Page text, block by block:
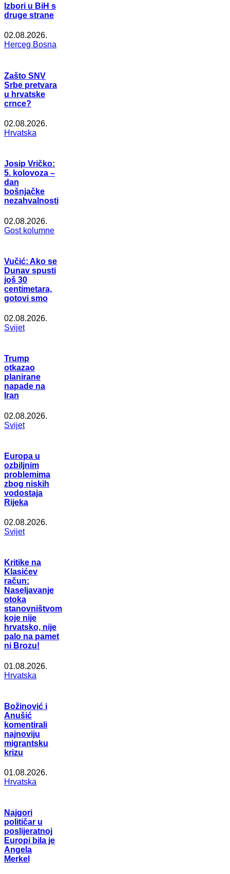
Izbori u BiH s
druge strane
02.08.2026.
Herceg Bosna
Zašto SNV
Srbe pretvara
u hrvatske
crnce?
02.08.2026.
Hrvatska
Josip Vričko:
5. kolovoza –
dan
bošnjačke
nezahvalnosti
02.08.2026.
Gost kolumne
Vučić: Ako se
Dunav spusti
još 30
centimetara,
gotovi smo
02.08.2026.
Svijet
Trump
otkazao
planirane
napade na
Iran
02.08.2026.
Svijet
Europa u
ozbiljnim
problemima
zbog niskih
vodostaja
Rijeka
02.08.2026.
Svijet
Kritike na
Klasićev
račun:
Naseljavanje
otoka
stanovništvom
koje nije
hrvatsko, nije
palo na pamet
ni Brozu!
01.08.2026.
Hrvatska
Božinović i
Anušić
komentirali
najnoviju
migrantsku
krizu
01.08.2026.
Hrvatska
Najgori
političar u
poslijeratnoj
Europi bila je
Angela
Merkel